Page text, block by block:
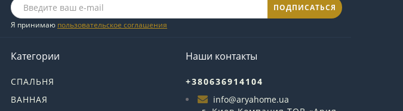
ПОДПИСАТЬСЯ
Я принимаю пользовательское соглашения
Категории
СПАЛЬНЯ
ВАННАЯ
Наши контакты
+380636914104
info@aryahome.ua